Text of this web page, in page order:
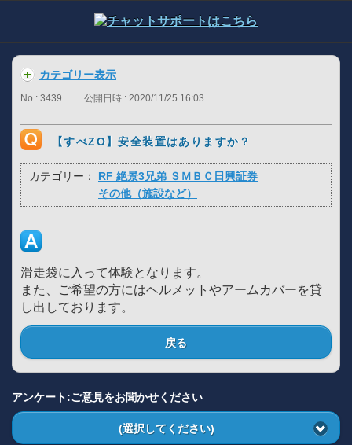
カテゴリー表示
No : 3439 公開日時 : 2020/11/25 16:03
【すべZO】安全装置はありますか？
カテゴリー：
RF 絶景3兄弟 ＳＭＢＣ日興証券
その他（施設など）
滑走袋に入って体験となります。
また、ご希望の方にはヘルメットやアームカバーを貸
し出しております。
戻る
アンケート:ご意見をお聞かせください
(選択してください)